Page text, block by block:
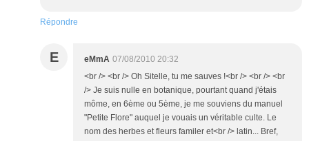
Répondre
E eMmA 07/08/2010 20:32
<br /> <br /> Oh Sitelle, tu me sauves !<br /> <br /> <br
/> Je suis nulle en botanique, pourtant quand j'étais
môme, en 6ème ou 5ème, je me souviens du manuel
"Petite Flore" auquel je vouais un véritable culte. Le
nom des herbes et fleurs familer et<br /> latin... Bref,